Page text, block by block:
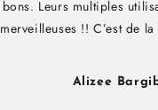
bons. Leurs multiples
merveilleuses !! C’est de
Alizee